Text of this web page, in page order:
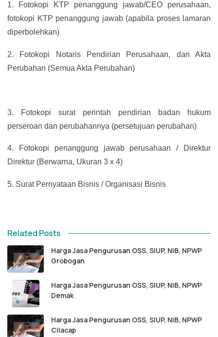
1.
Fotokopi KTP penanggung jawab/CEO perusahaan,
fotokopi KTP penanggung jawab (apabila proses lamaran
diperbolehkan)
2.
Fotokopi Notaris Pendirian Perusahaan, dan Akta
Perubahan (Semua Akta Perubahan)
3.
Fotokopi surat perintah pendirian badan hukum
perseroan dan perubahannya (persetujuan perubahan)
4.
Fotokopi penanggung jawab perusahaan / Direktur
Direktur (Berwarna, Ukuran 3 x 4)
5. Surat Pernyataan Bisnis / Organisasi Bisnis
Related Posts
Harga Jasa Pengurusan OSS, SIUP, NIB, NPWP
Grobogan
Harga Jasa Pengurusan OSS, SIUP, NIB, NPWP
Demak
Harga Jasa Pengurusan OSS, SIUP, NIB, NPWP
Cilacap